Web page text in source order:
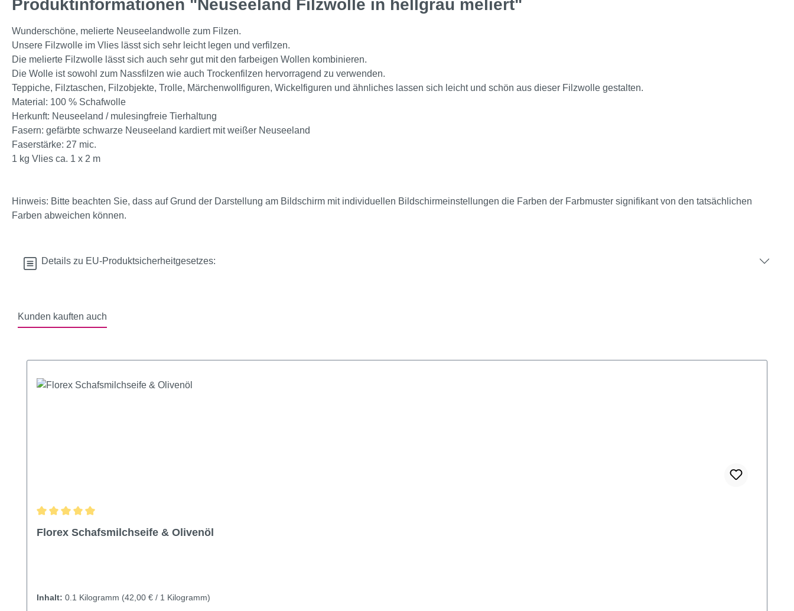
Produktinformationen "Neuseeland Filzwolle in hellgrau meliert"
Wunderschöne, melierte Neuseelandwolle zum Filzen.
Unsere Filzwolle im Vlies lässt sich sehr leicht legen und verfilzen.
Die melierte Filzwolle lässt sich auch sehr gut mit den farbeigen Wollen kombinieren.
Die Wolle ist sowohl zum Nassfilzen wie auch Trockenfilzen hervorragend zu verwenden.
Teppiche, Filztaschen, Filzobjekte, Trolle, Märchenwollfiguren, Wickelfiguren und ähnliches lassen sich leicht und schön aus dieser Filzwolle gestalten.
Material: 100 % Schafwolle
Herkunft: Neuseeland / mulesingfreie Tierhaltung
Fasern: gefärbte schwarze Neuseeland kardiert mit weißer Neuseeland
Faserstärke: 27 mic.
1 kg Vlies ca. 1 x 2 m
Hinweis: Bitte beachten Sie, dass auf Grund der Darstellung am Bildschirm mit individuellen Bildschirmeinstellungen die Farben der Farbmuster signifikant von den tatsächlichen
Farben abweichen können.
Details zu EU-Produktsicherheitgesetzes:
Kunden kauften auch
Durchschnittliche Bewertung von 5 von 5 Sternen
Florex Schafsmilchseife & Olivenöl
Inhalt: 0.1 Kilogramm (42,00 € / 1 Kilogramm)